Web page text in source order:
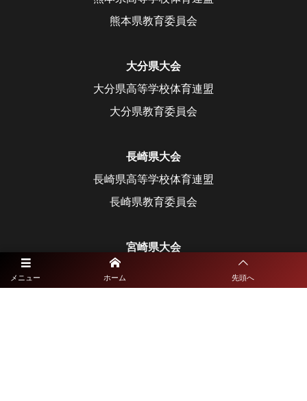
メニュー ホーム 先頭へ
熊本県教育委員会
大分県大会
大分県高等学校体育連盟
大分県教育委員会
長崎県大会
長崎県高等学校体育連盟
長崎県教育委員会
宮崎県大会
宮崎県高等学校体育連盟